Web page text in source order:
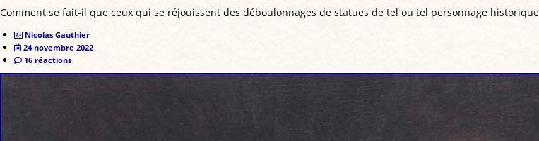
Comment se fait-il que ceux qui se réjouissent des déboulonnages de statues de tel ou tel personnage
Nicolas Gauthier
24 novembre 2022
16 réactions